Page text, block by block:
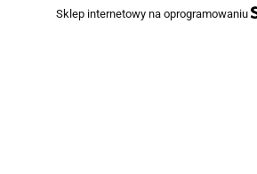
Sklep internetowy na oprogramowaniu